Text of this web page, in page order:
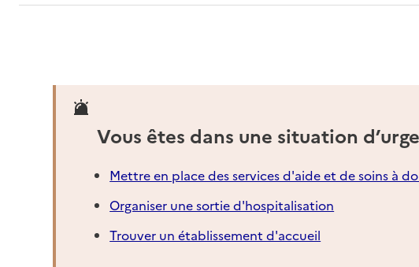
Vous êtes dans une situation
Mettre en place des services d'aide et de soins à
Organiser une sortie d'hospitalisation
Trouver un établissement d'accueil